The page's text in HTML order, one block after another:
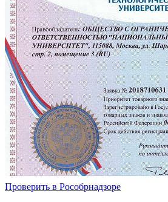
Проверить в Рособрнадзоре